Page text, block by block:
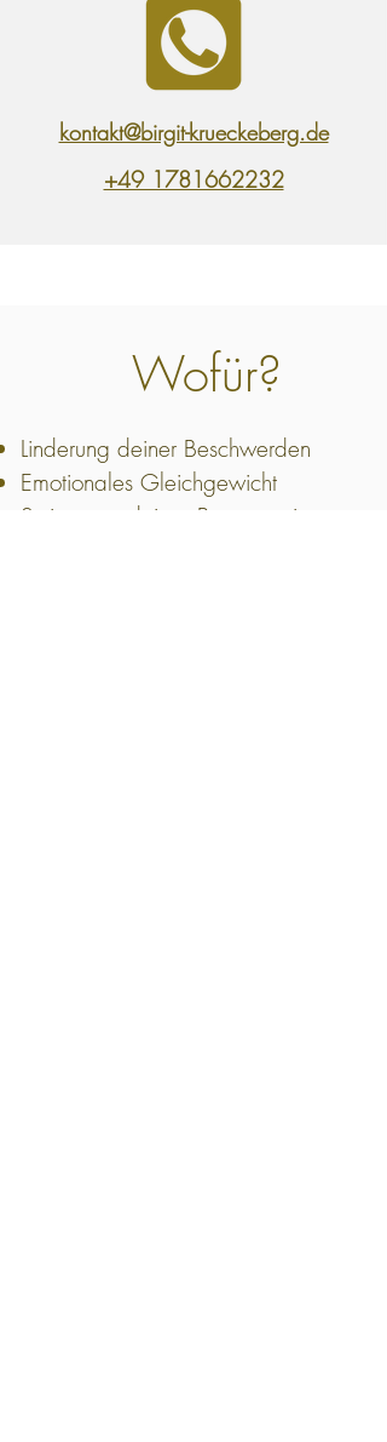
kontakt@birgit-krueckeberg.de
+49 1781662232
Wofür?
Linderung deiner Beschwerden
Emotionales Gleichgewicht
Steigerung deines Bewusstseins